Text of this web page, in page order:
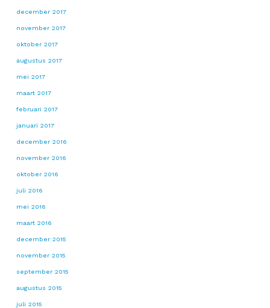
december 2017
november 2017
oktober 2017
augustus 2017
mei 2017
maart 2017
februari 2017
januari 2017
december 2016
november 2016
oktober 2016
juli 2016
mei 2016
maart 2016
december 2015
november 2015
september 2015
augustus 2015
juli 2015